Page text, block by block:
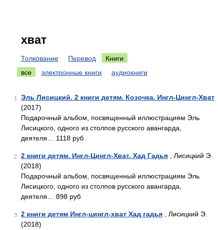
хват
Толкование Перевод
Книги
все
электронные книги аудиокниги
1
Эль Лисицкий. 2 книги детям. Козочка. Ингл-Цингл-Хват
(2017)
Подарочный альбом, посвященный иллюстрациям Эль
Лисицкого, одного из столпов русского авангарда,
деятеля… 1118 руб
2 2 книги детям. Ингл-Цингл-Хват. Хад Гадья , Лисицкий Э.
(2018)
Подарочный альбом, посвященный иллюстрациям Эль
Лисицкого, одного из столпов русского авангарда,
деятеля… 898 руб
3 2 книги детям Ингл-цингл-хват Хад гадья , Лисицкий Э.
(2018)